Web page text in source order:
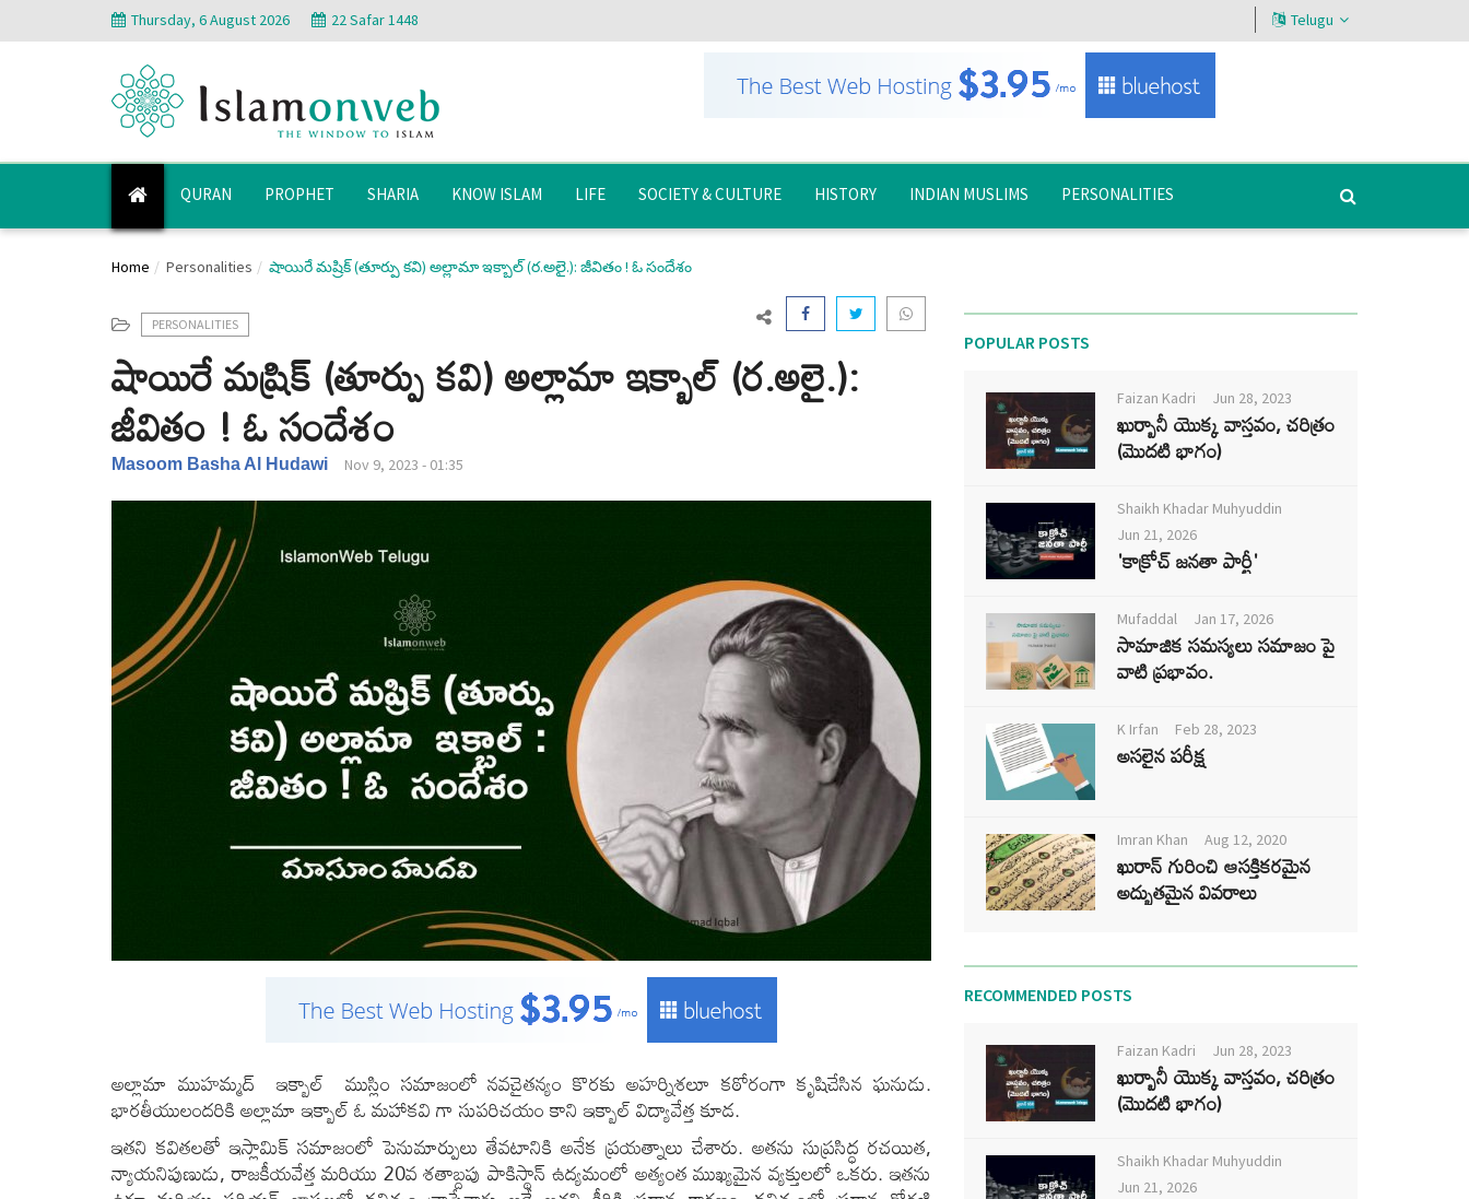
Thursday, 6 August 2026 22 Safar 1448 Telugu
QURAN PROPHET SHARIA KNOW ISLAM LIFE SOCIETY & CULTURE HISTORY INDIAN MUSLIMS PERSONALITIES
Home Personalities షాయిరే మష్రిక్ (తూర్పు కవి) అల్లామా ఇక్బాల్ (ర.అలై.): జీవితం ! ఓ సందేశం
PERSONALITIES
షాయిరే మష్రిక్ (తూర్పు కవి) అల్లామా ఇక్బాల్ (ర.అలై.):
జీవితం ! ఓ సందేశం
Masoom Basha Al Hudawi Nov 9, 2023 - 01:35
అల్లామా ముహమ్మద్ ఇక్బాల్ ముస్లిం సమాజంలో నవచైతన్యం కొరకు అహర్నిశలూ కఠోరంగా కృషిచేసిన ఘనుడు.
భారతీయులందరికి అల్లామా ఇక్బాల్ ఓ మహాకవి గా సుపరిచయం కాని ఇక్బాల్ విద్యావేత్త కూడ.
ఇతని కవితలతో ఇస్లామిక్ సమాజంలో పెనుమార్పులు తేవటానికి అనేక ప్రయత్నాలు చేశారు. అతను సుప్రసిద్ధ రచయిత,
న్యాయనిపుణుడు, రాజకీయవేత్త మరియు 20వ శతాబ్దపు పాకిస్థాన్ ఉద్యమంలో అత్యంత ముఖ్యమైన వ్యక్తులలో ఒకరు. ఇతను
POPULAR POSTS
Faizan Kadri Jun 28, 2023
ఖుర్బానీ యొక్క వాస్తవం, చరిత్రం
(మొదటి భాగం)
Shaikh Khadar Muhyuddin
Jun 21, 2026
'కాక్రోచ్ జనతా పార్టీ'
Mufaddal Jan 17, 2026
సామాజిక సమస్యలు సమాజం పై
వాటి ప్రభావం.
K Irfan Feb 28, 2023
అసలైన పరీక్ష
Imran Khan Aug 12, 2020
ఖురాన్ గురించి ఆసక్తికరమైన
అద్భుతమైన వివరాలు
RECOMMENDED POSTS
Faizan Kadri Jun 28, 2023
ఖుర్బానీ యొక్క వాస్తవం, చరిత్రం
(మొదటి భాగం)
Shaikh Khadar Muhyuddin
Jun 21, 2026